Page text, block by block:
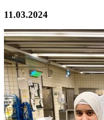
11.03.2024